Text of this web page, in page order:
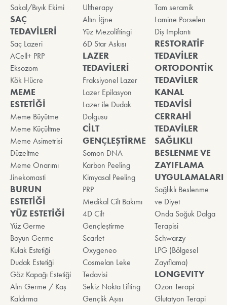
Sakal/Bıyık Ekimi
SAÇ
TEDAVİLERİ
Saç Lazeri
ACell+ PRP
Eksozom
Kök Hücre
MEME
ESTETİĞİ
Meme Büyütme
Meme Küçültme
Meme Asimetrisi
Düzeltme
Meme Onarımı
Jinekomasti
BURUN
ESTETİĞİ
YÜZ ESTETİĞİ
Yüz Germe
Boyun Germe
Kulak Estetiği
Dudak Estetiği
Göz Kapağı Estetiği
Alın Germe / Kaş
Kaldırma
Ultherapy
Altın İğne
Yüz Mezoliftingi
6D Star Askısı
LAZER
TEDAVİLERİ
Fraksiyonel Lazer
Lazer Epilasyon
Lazer ile Dudak
Dolgusu
CİLT
GENÇLEŞTİRME
Somon DNA
Karbon Peeling
Kimyasal Peeling
PRP
Medikal Cilt Bakımı
4D Cilt
Gençleştirme
Scarlet
Oxygeneo
Cosmelan Leke
Tedavisi
Sekiz Nokta Lifting
Gençlik Aşısı
Tam seramik
Lamine Porselen
Diş Implantı
RESTORATİF
TEDAVİLER
ORTODONTİK
TEDAVİLER
KANAL
TEDAVİSİ
CERRAHİ
TEDAVİLER
SAĞLIKLI
BESLENME VE
ZAYIFLAMA
UYGULAMALARI
Sağlıklı Beslenme
ve Diyet
Onda Soğuk Dalga
Terapisi
Schwarzy
LPG (Bölgesel
Zayıflama)
LONGEVITY
Ozon Terapi
Glutatyon Terapi